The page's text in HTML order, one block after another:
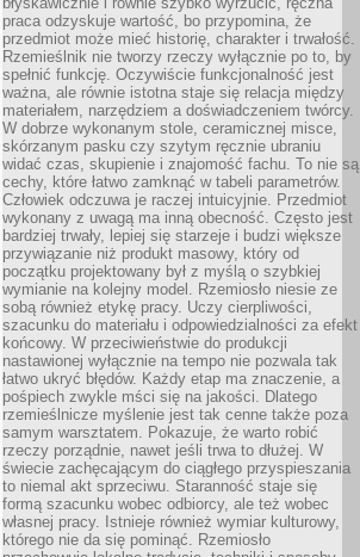
praca odzyskuje wartość, bo przypomina, że
przedmiot może mieć historię, charakter i trwałość.
Rzemieślnik nie tworzy rzeczy wyłącznie po to, by
spełnić funkcję. Oczywiście funkcjonalność jest
ważna, ale równie istotna staje się relacja między
materiałem, narzędziem a doświadczeniem twórcy.
W dobrze wykonanym stole, ceramicznej misce,
skórzanym pasku czy szytym ręcznie ubraniu
widać czas, skupienie i znajomość fachu. To nie są
cechy, które łatwo zamknąć w tabeli parametrów.
Człowiek odczuwa je raczej intuicyjnie. Przedmiot
wykonany z uwagą ma inną obecność. Często jest
bardziej trwały, lepiej się starzeje i budzi większe
przywiązanie niż produkt masowy, który od
początku projektowany był z myślą o szybkiej
wymianie na kolejny model. Rzemiosło niesie ze
sobą również etykę pracy. Uczy cierpliwości,
szacunku do materiału i odpowiedzialności za efekt
końcowy. W przeciwieństwie do produkcji
nastawionej wyłącznie na tempo nie pozwala tak
łatwo ukryć błędów. Każdy etap ma znaczenie, a
pośpiech zwykle mści się na jakości. Dlatego
rzemieślnicze myślenie jest tak cenne także poza
samym warsztatem. Pokazuje, że warto robić
rzeczy porządnie, nawet jeśli trwa to dłużej. W
świecie zachęcającym do ciągłego przyspieszania
to niemal akt sprzeciwu. Staranność staje się
formą szacunku wobec odbiorcy, ale też wobec
własnej pracy. Istnieje również wymiar kulturowy,
którego nie da się pominąć. Rzemiosło